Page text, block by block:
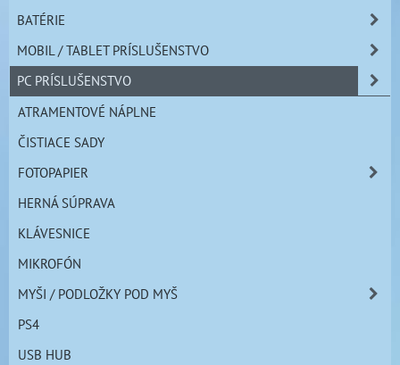
BATÉRIE
MOBIL / TABLET PRÍSLUŠENSTVO
PC PRÍSLUŠENSTVO
ATRAMENTOVÉ NÁPLNE
ČISTIACE SADY
FOTOPAPIER
HERNÁ SÚPRAVA
KLÁVESNICE
MIKROFÓN
MYŠI / PODLOŽKY POD MYŠ
PS4
USB HUB